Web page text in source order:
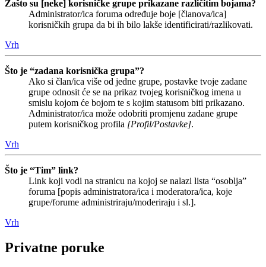
Zašto su [neke] korisničke grupe prikazane različitim bojama?
Administrator/ica foruma određuje boje [članova/ica]
korisničkih grupa da bi ih bilo lakše identificirati/razlikovati.
Vrh
Što je “zadana korisnička grupa”?
Ako si član/ica više od jedne grupe, postavke tvoje zadane
grupe odnosit će se na prikaz tvojeg korisničkog imena u
smislu kojom će bojom te s kojim statusom biti prikazano.
Administrator/ica može odobriti promjenu zadane grupe
putem korisničkog profila [Profil/Postavke].
Vrh
Što je “Tim” link?
Link koji vodi na stranicu na kojoj se nalazi lista “osoblja”
foruma [popis administratora/ica i moderatora/ica, koje
grupe/forume administriraju/moderiraju i sl.].
Vrh
Privatne poruke